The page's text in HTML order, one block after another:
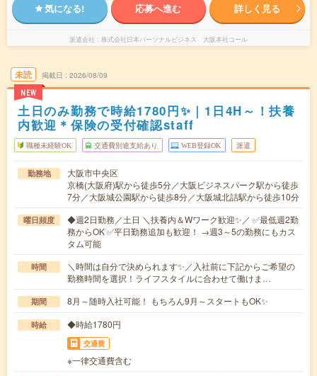
気になる! 応募へ進む 詳しく見る
派遣会社 株式会社日本パーソナルビジネス 大阪本社コール
未読
NEW
掲載日 2026/08/09
土日のみ勤務で時給1780円✨｜1日4H～！扶養
内歓迎＊保険の受付確認staff
職種未経験OK 交通費別途支給あり WEB登録OK 派遣
勤務地
大阪市中央区
京橋(大阪府)駅から徒歩5分／大阪ビジネスパーク駅から徒歩
7分／大阪城公園駅から徒歩8分／大阪城北詰駅から徒歩10分
曜日頻度
◆週2日勤務／土日 ＼扶養内＆Wワーク歓迎✨／ ✅最低週2勤
務からOK ✅平日勤務追加も歓迎！ →週3～5の勤務にもカス
タム可能
時間
＼時間は自分で決められます✨／入社前に下記からご希望の
勤務時間を選択！ライフスタイルに合わせて働けま…
期間 8月～随時入社可能！ もちろん9月～スタートもOK✨
時給 ◆時給1780円
交通費
※一律交通費含む